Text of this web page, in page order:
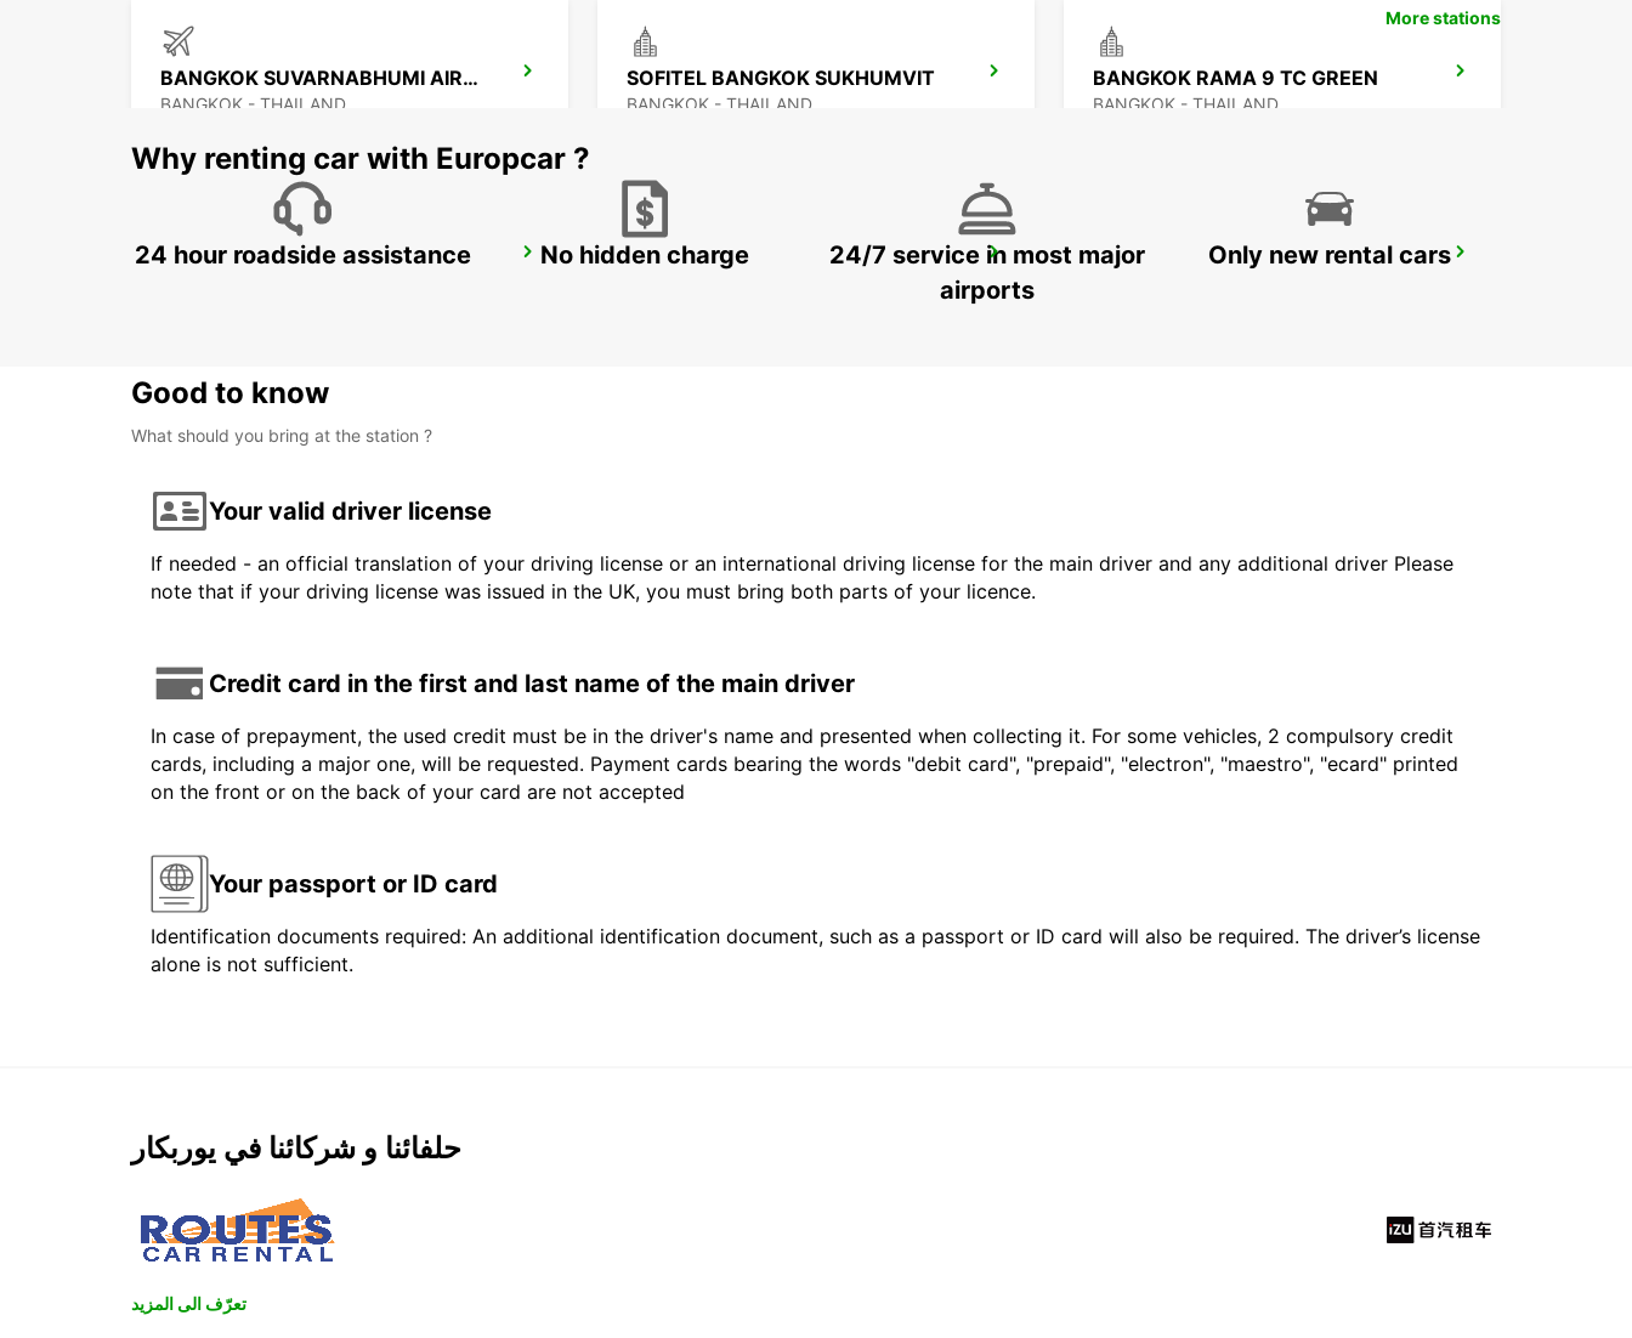
BANGKOK SUVARNABHUMI AIRPORT
BANGKOK - THAILAND
SOFITEL BANGKOK SUKHUMVIT
BANGKOK - THAILAND
BANGKOK RAMA 9 TC GREEN
BANGKOK - THAILAND
PENANG INTERNATIONAL AIRPORT BANGKOK DON MUEANG AIRPORT NEW TECHO APT
More stations
Why renting car with Europcar ?
24 hour roadside assistance No hidden charge
24/7 service in most major
airports
Only new rental cars
Good to know
What should you bring at the station ?
Your valid driver license
If needed - an official translation of your driving license or an international driving license for the main driver and any additional driver Please
note that if your driving license was issued in the UK, you must bring both parts of your licence.
Credit card in the first and last name of the main driver
In case of prepayment, the used credit must be in the driver's name and presented when collecting it. For some vehicles, 2 compulsory credit
cards, including a major one, will be requested. Payment cards bearing the words "debit card", "prepaid", "electron", "maestro", "ecard" printed
on the front or on the back of your card are not accepted
Your passport or ID card
Identification documents required: An additional identification document, such as a passport or ID card will also be required. The driver’s license
alone is not sufficient.
حلفائنا و شركائنا في يوربكار
تعرّف الى المزيد